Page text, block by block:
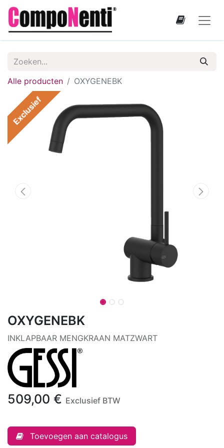
Alle producten OXYGENEBK
Exclusief
OXYGENEBK
INKLAPBAAR MENGKRAAN MATZWART
509,00 € Exclusief BTW
Toevoegen aan catalogus